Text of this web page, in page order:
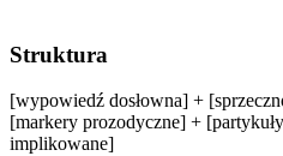
Struktura
[wypowiedź dosłowna] +
[markery prozodyczne] +
implikowane]